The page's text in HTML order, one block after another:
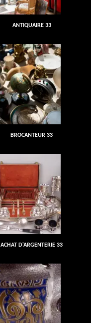
ANTIQUAIRE 33
BROCANTEUR 33
ACHAT D'ARGENTERIE 33